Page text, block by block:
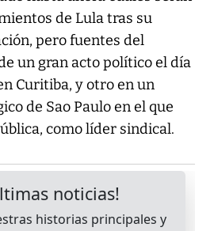
de Lula tras su
pero fuentes del
un gran acto político el día
Curitiba, y otro en un
de Sao Paulo en el que
como líder sindical.